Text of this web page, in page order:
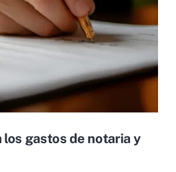
los gastos de notaria y